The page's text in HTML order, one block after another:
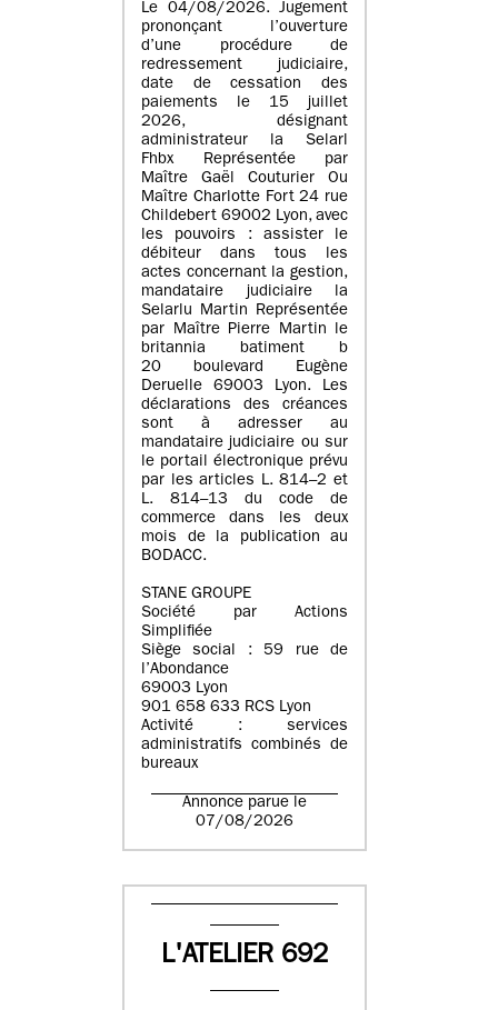
Le 04/08/2026. Jugement
prononçant l’ouverture
d’une procédure de
redressement judiciaire,
date de cessation des
paiements le 15 juillet
2026, désignant
administrateur la Selarl
Fhbx Représentée par
Maître Gaël Couturier Ou
Maître Charlotte Fort 24 rue
Childebert 69002 Lyon, avec
les pouvoirs : assister le
débiteur dans tous les
actes concernant la gestion,
mandataire judiciaire la
Selarlu Martin Représentée
par Maître Pierre Martin le
britannia batiment b
20 boulevard Eugène
Deruelle 69003 Lyon. Les
déclarations des créances
sont à adresser au
mandataire judiciaire ou sur
le portail électronique prévu
par les articles L. 814–2 et
L. 814–13 du code de
commerce dans les deux
mois de la publication au
BODACC.
STANE GROUPE
Société par Actions
Simplifiée
Siège social : 59 rue de
l’Abondance
69003 Lyon
901 658 633 RCS Lyon
Activité : services
administratifs combinés de
bureaux
Annonce parue le
07/08/2026
L'ATELIER 692